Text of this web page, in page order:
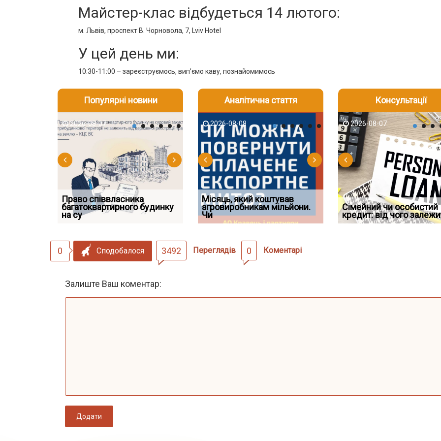
Майстер-клас відбудеться 14 лютого:
м. Львів, проспект В. Чорновола, 7, Lviv Hotel
У цей день ми:
10:30-11:00 – зареєструємось, вип’ємо каву, познайомимось
Популярні новини
2026-08-07
Право співвласника
багатоквартирного будинку
на су
2026-08-06
Якщо суд встановив для
відшкодування шкоди
наявніс
2026-08-06
Документи, на яких не
проставляється апостиль:
пер
Аналітична стаття
2026-08-03
ФУНДАМЕНТАЛЬНА
ПРОБЛЕМА «СУДОВОЇ
ПРАКТИКИ», АБО ПР
2026-08-08
Місяць, який коштував
агровиробникам мільйони.
Чи
2026-08-07
Огляд практики ВС від
Ростислава Кравця, що
опублі
Консультації
2026-08-05
Чи потрібна ФОП печатка у
2026 році: правила засто
2026-08-07
Сімейний чи особистий
кредит: від чого
2026-07-30
Восьмий ААС
підтвердив, що
скас
0 Сподобалося 3492 Переглядів 0 Коментарі
Залиште Ваш коментар:
Додати